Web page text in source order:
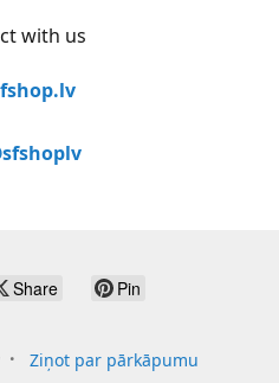
with us
Share Pin
Ziņot par pārkāpumu